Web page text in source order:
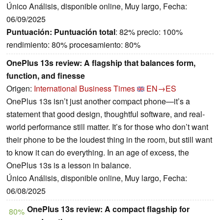
Único Análisis, disponible online, Muy largo, Fecha:
06/09/2025
Puntuación: Puntuación total: 82% precio: 100%
rendimiento: 80% procesamiento: 80%
OnePlus 13s review: A flagship that balances form,
function, and finesse
Origen: International Business Times
EN→ES
OnePlus 13s isn’t just another compact phone—it’s a
statement that good design, thoughtful software, and real-
world performance still matter. It’s for those who don’t want
their phone to be the loudest thing in the room, but still want
to know it can do everything. In an age of excess, the
OnePlus 13s is a lesson in balance.
Único Análisis, disponible online, Muy largo, Fecha:
06/08/2025
80% OnePlus 13s review: A compact flagship for